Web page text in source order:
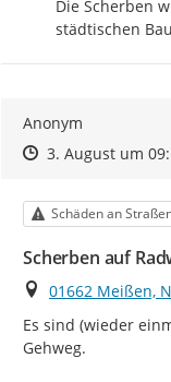
Die Scherben
städtischen
Anonym
Zeitpunkt des
Zeitpunkt des
3. August um
Kategorie
Schäden an
Scherben auf
Ort
01662 Meißen,
Es sind (wieder
Gehweg.